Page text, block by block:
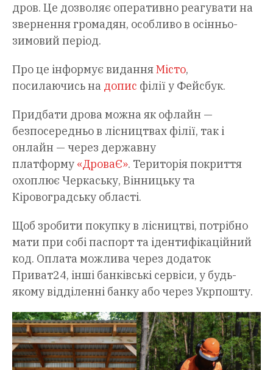
дров. Це дозволяє оперативно реагувати на
звернення громадян, особливо в осінньо-
зимовий період.
Про це інформує виданняМісто,
посилаючись на допис філії у Фейсбук.
Придбати дрова можна як офлайн —
безпосередньо в лісництвах філії, так і
онлайн — через державну
платформу «ДроваЄ». Територія покриття
охоплює Черкаську, Вінницьку та
Кіровоградську області.
Щоб зробити покупку в лісництві, потрібно
мати при собі паспорт та ідентифікаційний
код. Оплата можлива через додаток
Приват24, інші банківські сервіси, у будь-
якому відділенні банку або через Укрпошту.